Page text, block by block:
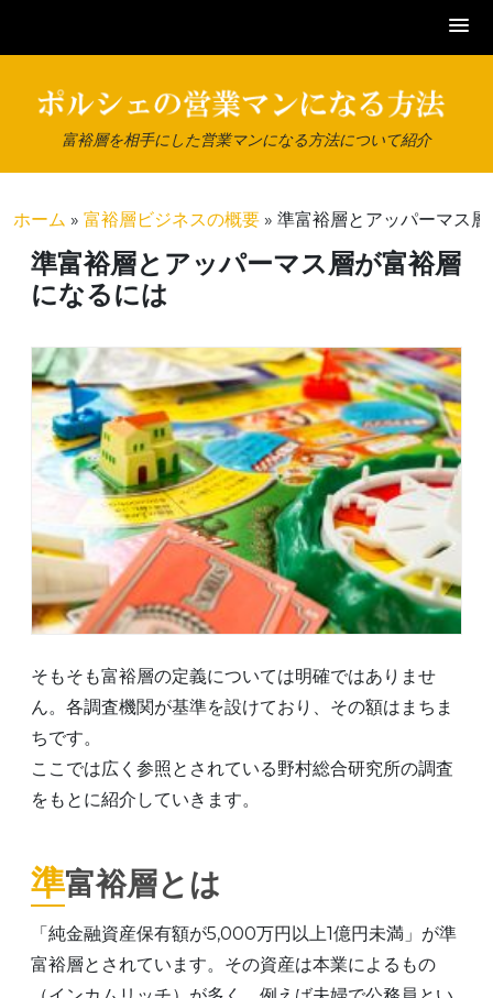
content
富裕層を相手にした営業マンになる方法について紹介
ホーム » 富裕層ビジネスの概要 » 準富裕層とアッパーマス
準富裕層とアッパーマス層が富裕層
になるには
そもそも富裕層の定義については明確ではありませ
ん。各調査機関が基準を設けており、その額はまちま
ちです。
ここでは広く参照とされている野村総合研究所の調査
をもとに紹介していきます。
準富裕層とは
「純金融資産保有額が5,000万円以上1億円未満」が準
富裕層とされています。その資産は本業によるもの